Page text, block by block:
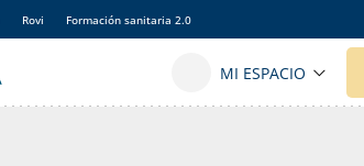
Rovi Formación sanitaria 2.0